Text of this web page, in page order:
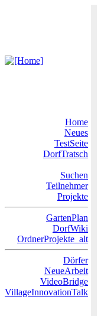
Home
Neues
TestSeite
DorfTratsch
Suchen
Teilnehmer
Projekte
GartenPlan
DorfWiki
OrdnerProjekte_alt
Dörfer
NeueArbeit
VideoBridge
VillageInnovationTalk